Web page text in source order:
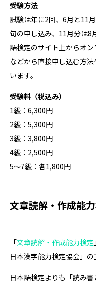
受験方法
試験は年に2回、6月と11
旬の申し込み、11月分は8
語検定のサイト上からオ
などから直接申し込む方
います。
受験料（税込み）
1級：6,300円
2級：5,300円
3級：3,800円
4級：2,500円
5～7級：各1,800円
文章読解・作成能
「文章読解・作成能力検定
日本漢字能力検定協会」の
日本語検定よりも「読み